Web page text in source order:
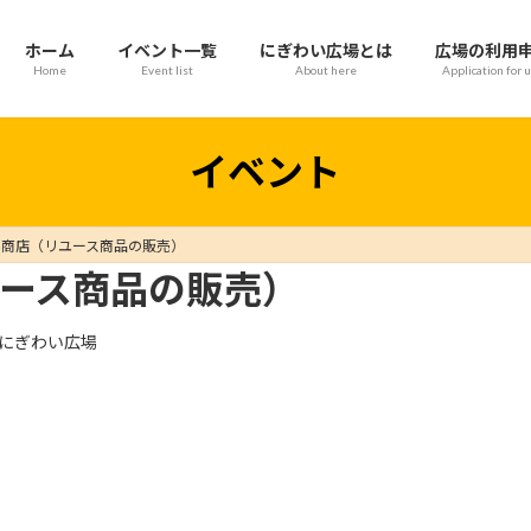
ホーム
Home
イベント一覧
Event list
にぎわい広場とは
About here
広場の利用
Application for
イベント
店（リユース商品の販売）
ス商品の販売）
ぎわい広場